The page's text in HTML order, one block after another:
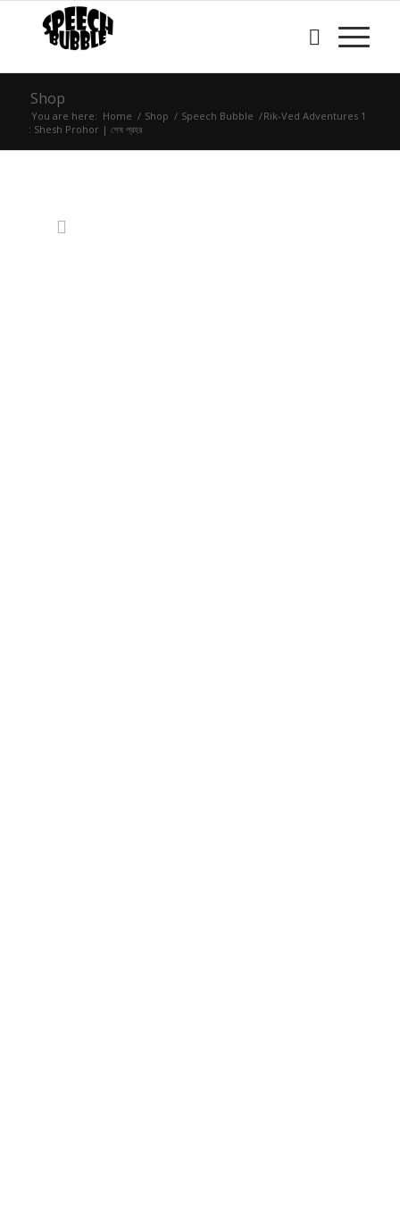
Shop
You are here: Home / Shop / Speech Bubble /Rik-Ved Adventures 1
: Shesh Prohor | শেষ প্রহর